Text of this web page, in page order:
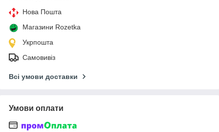
Нова Пошта
Магазини Rozetka
Укрпошта
Самовивіз
Всі умови доставки
Умови оплати